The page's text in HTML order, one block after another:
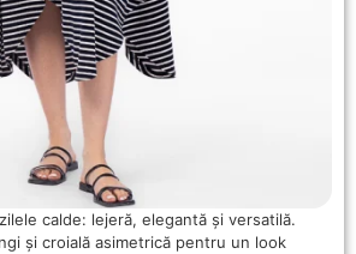
calde: lejeră, elegantă și versatilă.
și croială asimetrică pentru un look